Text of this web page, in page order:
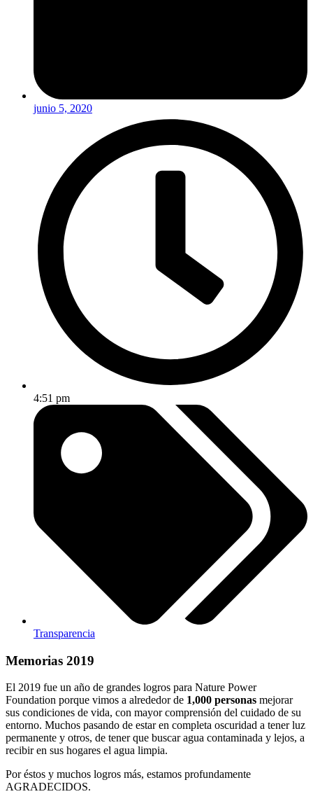
junio 5, 2020
4:51 pm
Transparencia
Memorias 2019
El 2019 fue un año de grandes logros para Nature Power
Foundation porque vimos a alrededor de 1,000 personas mejorar
sus condiciones de vida, con mayor comprensión del cuidado de su
entorno. Muchos pasando de estar en completa oscuridad a tener luz
permanente y otros, de tener que buscar agua contaminada y lejos, a
recibir en sus hogares el agua limpia.
Por éstos y muchos logros más, estamos profundamente
AGRADECIDOS.